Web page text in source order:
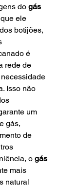
do gás
que ele
botijões,
é
rede de
Isso não
um
gás,
de
o gás
mais
natural